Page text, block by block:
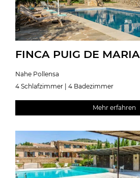
FINCA PUIG DE MARIA
Nahe Pollensa
4 Schlafzimmer | 4 Badezimmer
Mehr erfahren